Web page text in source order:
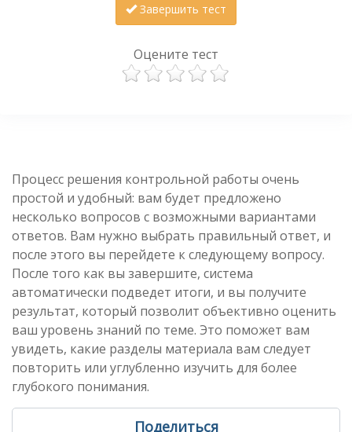
Завершить тест
Оцените тест
Процесс решения контрольной работы очень
простой и удобный: вам будет предложено
несколько вопросов с возможными вариантами
ответов. Вам нужно выбрать правильный ответ, и
после этого вы перейдете к следующему вопросу.
После того как вы завершите, система
автоматически подведет итоги, и вы получите
результат, который позволит объективно оценить
ваш уровень знаний по теме. Это поможет вам
увидеть, какие разделы материала вам следует
повторить или углубленно изучить для более
глубокого понимания.
Поделиться